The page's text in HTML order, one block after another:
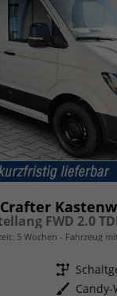
5 Wochen Fahrzeug
Getriebe
Außenfarbe Candy-